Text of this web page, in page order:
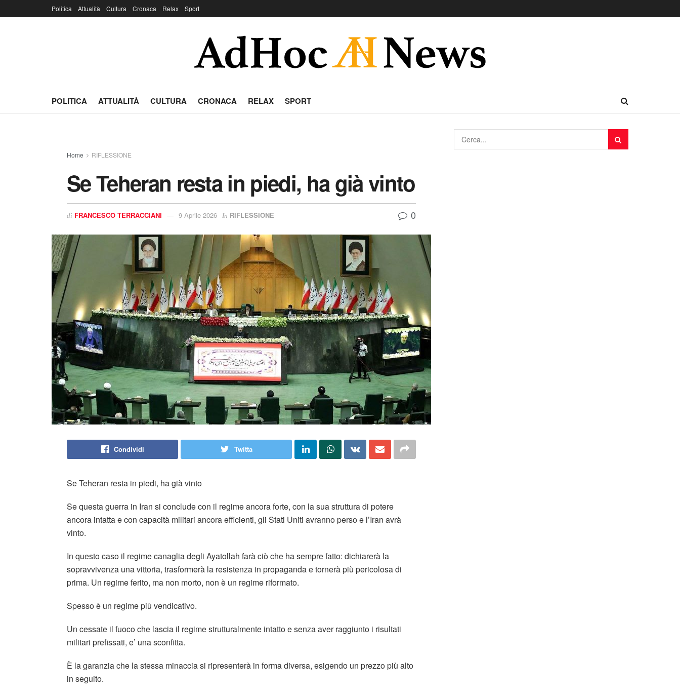
Politica Attualità Cultura Cronaca Relax Sport
POLITICA ATTUALITÀ CULTURA CRONACA RELAX SPORT
Home RIFLESSIONE
Se Teheran resta in piedi, ha già vinto
di FRANCESCO TERRACCIANI 9 Aprile 2026 In RIFLESSIONE 0
Condividi Twitta
Se Teheran resta in piedi, ha già vinto
Se questa guerra in Iran si conclude con il regime ancora forte, con la sua struttura di potere
ancora intatta e con capacità militari ancora efficienti, gli Stati Uniti avranno perso e l’Iran avrà
vinto.
In questo caso il regime canaglia degli Ayatollah farà ciò che ha sempre fatto: dichiarerà la
sopravvivenza una vittoria, trasformerà la resistenza in propaganda e tornerà più pericolosa di
prima. Un regime ferito, ma non morto, non è un regime riformato.
Spesso è un regime più vendicativo.
Un cessate il fuoco che lascia il regime strutturalmente intatto e senza aver raggiunto i risultati
militari prefissati, e’ una sconfitta.
È la garanzia che la stessa minaccia si ripresenterà in forma diversa, esigendo un prezzo più alto
in seguito.